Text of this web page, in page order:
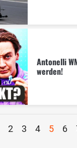
Antonelli
werden!
2 3 4 5 6